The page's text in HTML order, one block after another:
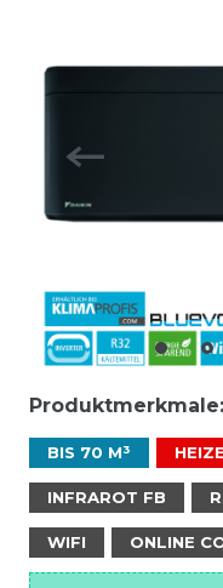
Produktmerkmale:
BIS 70 M³
INFRAROT FB
WIFI ONLINE